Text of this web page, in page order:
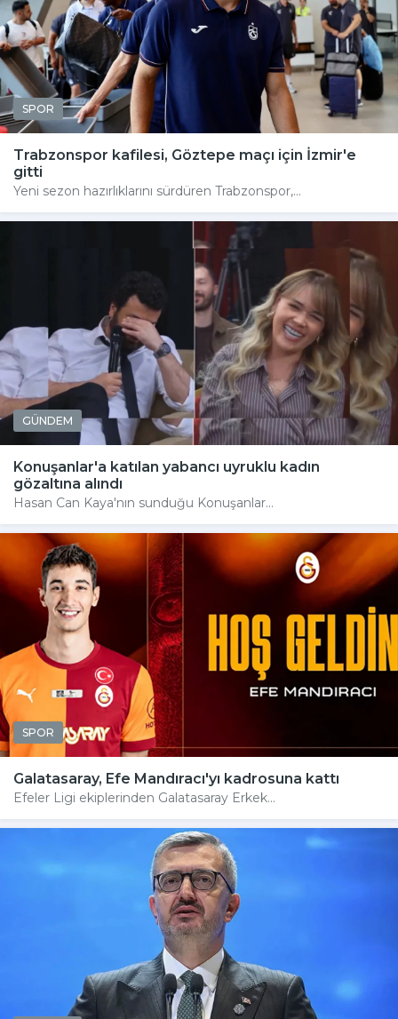
SPOR
Trabzonspor kafilesi, Göztepe maçı için İzmir'e
gitti
Yeni sezon hazırlıklarını sürdüren Trabzonspor,...
GÜNDEM
Konuşanlar'a katılan yabancı uyruklu kadın
gözaltına alındı
Hasan Can Kaya'nın sunduğu Konuşanlar...
SPOR
Galatasaray, Efe Mandıracı'yı kadrosuna kattı
Efeler Ligi ekiplerinden Galatasaray Erkek...